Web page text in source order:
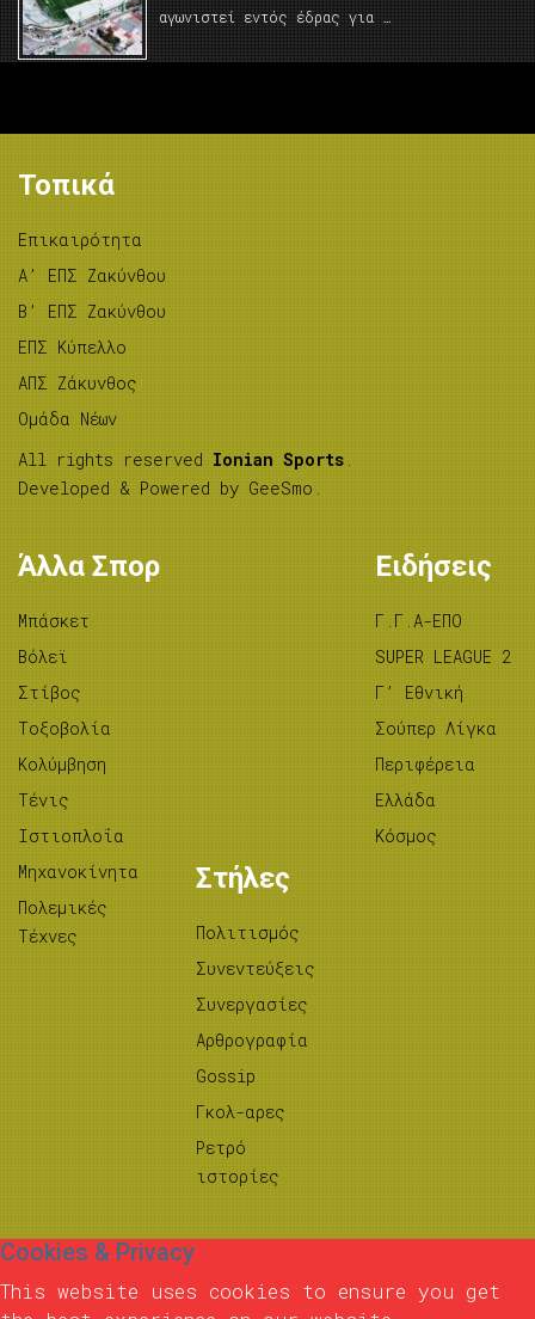
αγωνιστεί εντός έδρας για …
Τοπικά
Επικαιρότητα
A’ ΕΠΣ Ζακύνθου
B’ ΕΠΣ Ζακύνθου
ΕΠΣ Κύπελλο
ΑΠΣ Ζάκυνθος
Ομάδα Νέων
All rights reserved Ionian Sports .
Developed & Powered by GeeSmo .
Άλλα Σπορ
Μπάσκετ
Βόλεϊ
Στίβος
Tοξοβολία
Κολύμβηση
Τένις
Ιστιοπλοΐα
Μηχανοκίνητα
Πολεμικές
Τέχνες
Ειδήσεις
Γ.Γ.Α-ΕΠΟ
SUPER LEAGUE 2
Γ’ Εθνική
Σούπερ Λίγκα
Περιφέρεια
Ελλάδα
Κόσμος
Στήλες
Πολιτισμός
Συνεντεύξεις
Συνεργασίες
Αρθρογραφία
Gossip
Γκολ-αρες
Ρετρό
ιστορίες
Cookies & Privacy
This website uses cookies to ensure you get